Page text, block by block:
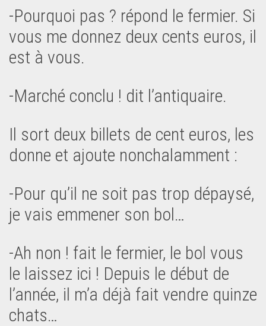
-Pourquoi pas ? répond le fermier. Si
vous me donnez deux cents euros, il
est à vous.
-Marché conclu ! dit l’antiquaire.
Il sort deux billets de cent euros, les
donne et ajoute nonchalamment :
-Pour qu’il ne soit pas trop dépaysé,
je vais emmener son bol…
-Ah non ! fait le fermier, le bol vous
le laissez ici ! Depuis le début de
l’année, il m’a déjà fait vendre quinze
chats…